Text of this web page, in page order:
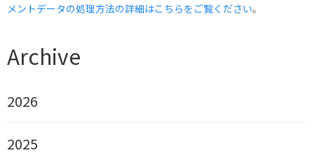
メントデータの処理方法の詳細はこちらをご覧ください。
Archive
2026
2025